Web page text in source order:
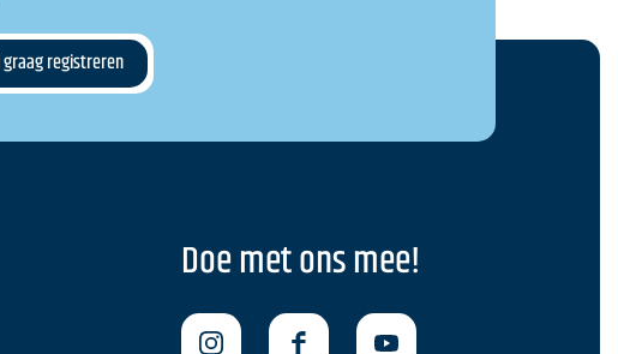
Doe met ons mee!